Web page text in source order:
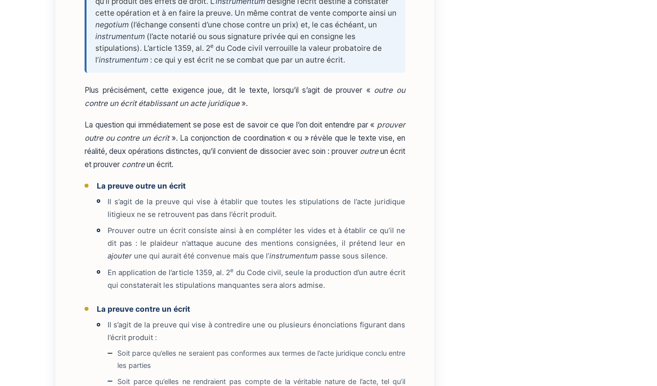
cette opération et à en faire la preuve. Un même contrat de vente comporte ainsi un
negotium (l’échange consenti d’une chose contre un prix) et, le cas échéant, un
instrumentum (l’acte notarié ou sous signature privée qui en consigne les
stipulations). L’article 1359, al. 2e du Code civil verrouille la valeur probatoire de
l’instrumentum : ce qui y est écrit ne se combat que par un autre écrit.
Plus précisément, cette exigence joue, dit le texte, lorsqu’il s’agit de prouver « outre ou
contre un écrit établissant un acte juridique».
La question qui immédiatement se pose est de savoir ce que l’on doit entendre par « prouver
outre ou contre un écrit». La conjonction de coordination « ou » révèle que le texte vise, en
réalité, deux opérations distinctes, qu’il convient de dissocier avec soin : prouver outreun écrit
et prouver contreun écrit.
La preuve outre un écrit
Il s’agit de la preuve qui vise à établir que toutes les stipulations de l’acte juridique
litigieux ne se retrouvent pas dans l’écrit produit.
Prouver outre un écrit consiste ainsi à en compléter les vides et à établir ce qu’il ne
dit pas : le plaideur n’attaque aucune des mentions consignées, il prétend leur en
ajouter une qui aurait été convenue mais que l’instrumentum passe sous silence.
En application de l’article 1359, al. 2e du Code civil, seule la production d’un autre écrit
qui constaterait les stipulations manquantes sera alors admise.
La preuve contre un écrit
Il s’agit de la preuve qui vise à contredire une ou plusieurs énonciations figurant dans
l’écrit produit :
Soit parce qu’elles ne seraient pas conformes aux termes de l’acte juridique conclu entre
les parties
Soit parce qu’elles ne rendraient pas compte de la véritable nature de l’acte, tel qu’il